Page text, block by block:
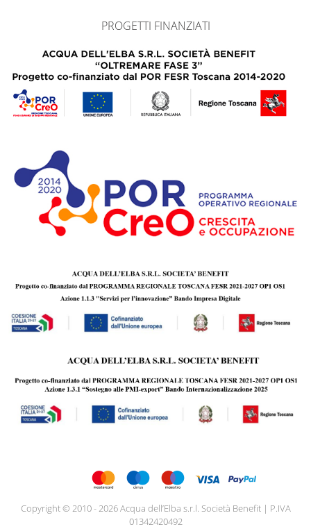
PROGETTI FINANZIATI
Copyright © 2010 - 2026 Acqua dell’Elba s.r.l. Società Benefit | P.IVA
01342420492